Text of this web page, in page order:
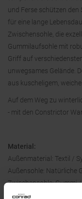
und Ferse schützen
für eine lange
Zwischensohle, die
Gummilaufsohle mit
Griff auf
unwegsames Gelände.
aus kuscheligem,
Auf dem Weg zu
- mit den Constrictor
Material:
Außenmaterial: Textil /
Außensohle: Natürliche
Zwischensohle: Gummi /